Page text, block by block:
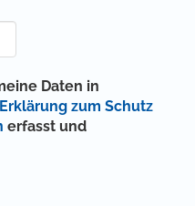
Erklärung zum Schutz
erfasst und